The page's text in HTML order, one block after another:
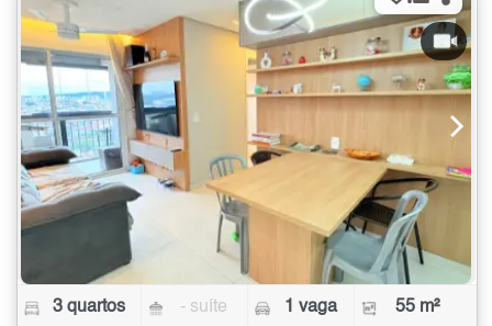
3 quartos - suíte 1 vaga 55 m²